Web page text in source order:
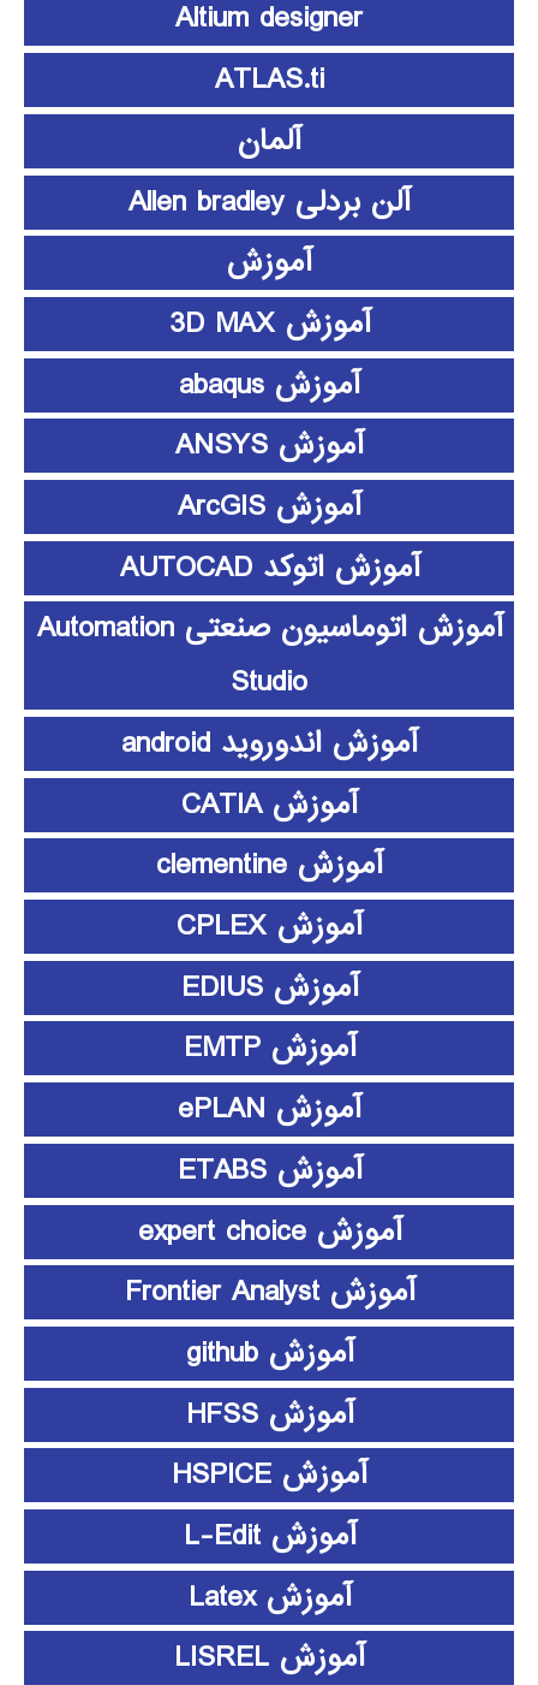
Altium designer
ATLAS.ti
آلمان
آلن بردلی Allen bradley
آموزش
آموزش 3D MAX
آموزش abaqus
آموزش ANSYS
آموزش ArcGIS
آموزش اتوکد AUTOCAD
آموزش اتوماسیون صنعتی Automation
Studio
آموزش اندوروید android
آموزش CATIA
آموزش clementine
آموزش CPLEX
آموزش EDIUS
آموزش EMTP
آموزش ePLAN
آموزش ETABS
آموزش expert choice
آموزش Frontier Analyst
آموزش github
آموزش HFSS
آموزش HSPICE
آموزش L-Edit
آموزش Latex
آموزش LISREL